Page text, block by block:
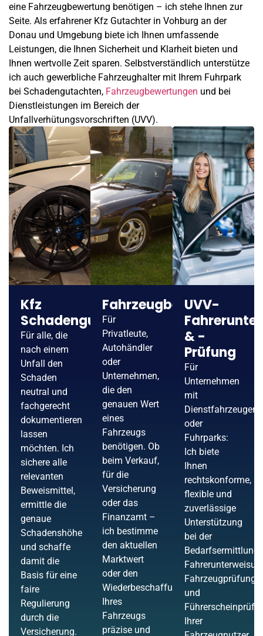
eine Fahrzeugbewertung benötigen – ich stehe Ihnen zur
Seite. Als erfahrener Kfz Gutachter in Vohburg an der
Donau und Umgebung biete ich Ihnen umfassende
Leistungen, die Ihnen Sicherheit und Klarheit bieten und
Ihnen wertvolle Zeit sparen. Selbstverständlich unterstütze
ich auch gewerbliche Fahrzeughalter mit Ihrem Fuhrpark
bei Schadengutachten, Fahrzeugbewertungen und bei
Dienstleistungen im Bereich der
Unfallverhütungsvorschriften (UVV).
Kfz
Schadengutachten
Für alle, die
nach einem
Unfall den
Schaden
neutral und
fachgerecht
dokumentieren
lassen
möchten. Ich
sichere alle
relevanten
Beweismittel,
ermittle die
genaue
Schadenshöhe
und schaffe
damit die
Basis für eine
faire
Regulierung
durch die
Versicherung.
Fahrzeugbewertung
Für
Privatleute,
Autohändler
oder
Unternehmen,
die den
genauen Wert
eines
Fahrzeugs
benötigen. Ob
beim Verkauf,
für die
Versicherung
oder das
Finanzamt –
ich bestimme
den aktuellen
Marktwert
oder den
Wiederbeschaffungswert
Ihres
Fahrzeugs
präzise und
UVV-
& -
Prüfung
Für
Unternehmen
mit
Dienstfahrzeugen
oder
Fuhrparks:
Ich biete
Ihnen
rechtskonforme,
flexible und
zuverlässige
Unterstützung
bei der
Bedarfsermittlung,
Fahrzeugprüfung
und
Ihrer